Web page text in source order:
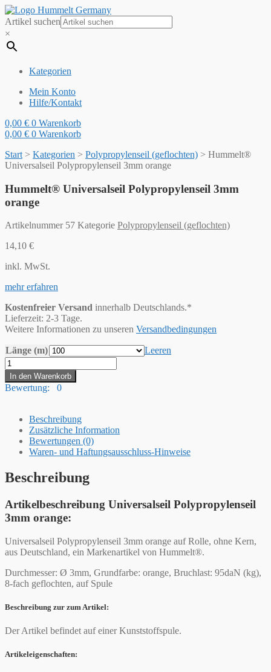
Artikel suchen
×
Kategorien
Mein Konto
Hilfe/Kontakt
0,00 € 0 Warenkorb
0,00 € 0 Warenkorb
Start > Kategorien > Polypropylenseil (geflochten) > Hummelt®
Universalseil Polypropylenseil 3mm orange
Hummelt® Universalseil Polypropylenseil 3mm
orange
Artikelnummer 57 Kategorie Polypropylenseil (geflochten)
14,10 €
inkl. MwSt.
mehr erfahren
Kostenfreier Versand innerhalb Deutschlands.*
Lieferzeit: 2-3 Tage.
Weitere Informationen zu unseren Versandbedingungen
Länge (m)
Leeren
Hummelt®
Universalseil
Polypropylenseil
3mm
Menge
In den Warenkorb
Bewertung: 0
Beschreibung
Zusätzliche Information
Bewertungen (0)
Waren- und Haftungsausschluss-Hinweise
Beschreibung
Artikelbeschreibung Universalseil Polypropylenseil
3mm orange:
Universalseil Polypropylenseil 3mm orange auf Rolle, ohne Kern,
aus Deutschland, ein Markenartikel von Hummelt®.
Durchmesser: Ø 3mm, Grundfarbe: orange, Bruchlast: 95daN (kg),
8-fach geflochten, auf Spule
Beschreibung zur zum Artikel:
Der Artikel befindet auf einer Kunststoffspule.
Artikeleigenschaften: